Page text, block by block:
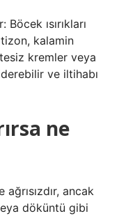
ısırıkları
kalamin
kremler veya
ve iltihabı
ne
ağrısızdır, ancak
döküntü gibi